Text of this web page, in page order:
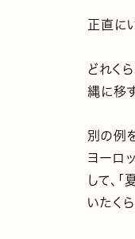
正直に
どれく
縄に移
別の例
ヨーロ
して、
いたくら